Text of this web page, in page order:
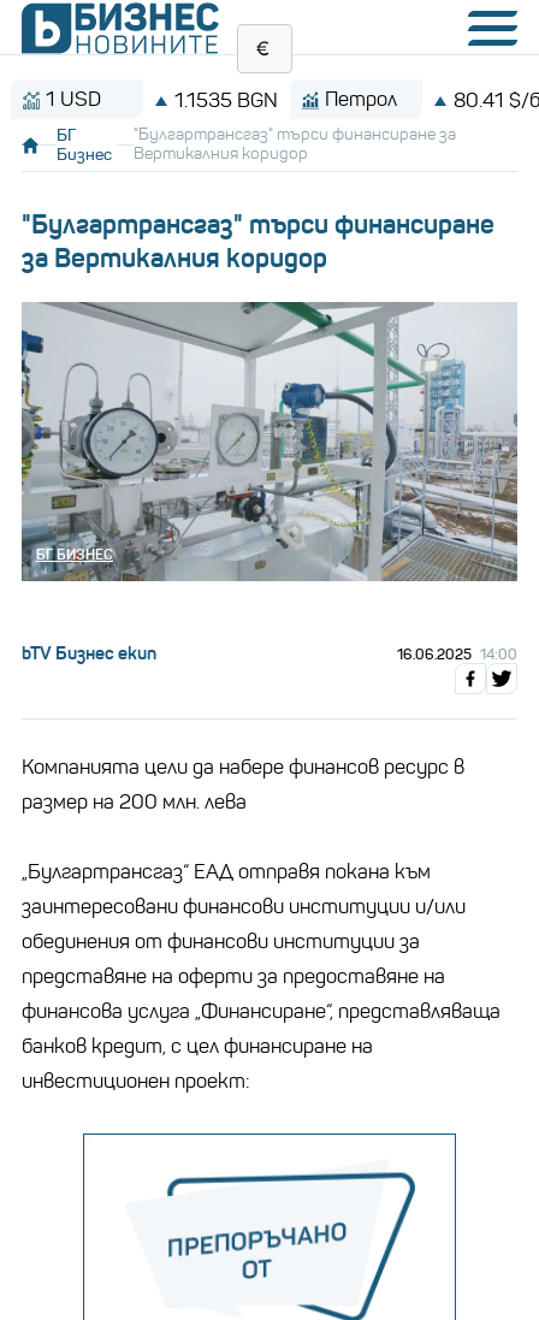
USD 1.1535 BGN Петрол 80.41 $/барел
БГ
Бизнес
"Булгартрансгаз" търси финансиране за
Вертикалния коридор
"Булгартрансгаз" търси финансиране
за Вертикалния коридор
БГ БИЗНЕС
bTV Бизнес екип 16.06.2025 14:00
Компанията цели да набере финансов ресурс в
размер на 200 млн. лева
„Булгартрансгаз“ ЕАД отправя покана към
заинтересовани финансови институции и/или
обединения от финансови институции за
представяне на оферти за предоставяне на
финансова услуга „Финансиране“, представляваща
банков кредит, с цел финансиране на
инвестиционен проект: